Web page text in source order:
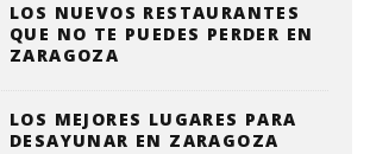
LOS NUEVOS RESTAURANTES
QUE NO TE PUEDES PERDER EN
ZARAGOZA
LOS MEJORES LUGARES PARA
DESAYUNAR EN ZARAGOZA